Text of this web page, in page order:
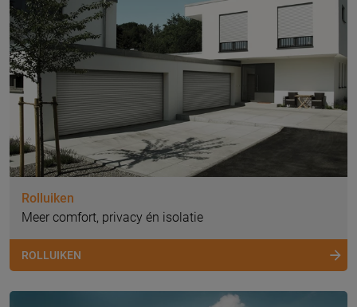
Rolluiken
Meer comfort, privacy én isolatie
ROLLUIKEN